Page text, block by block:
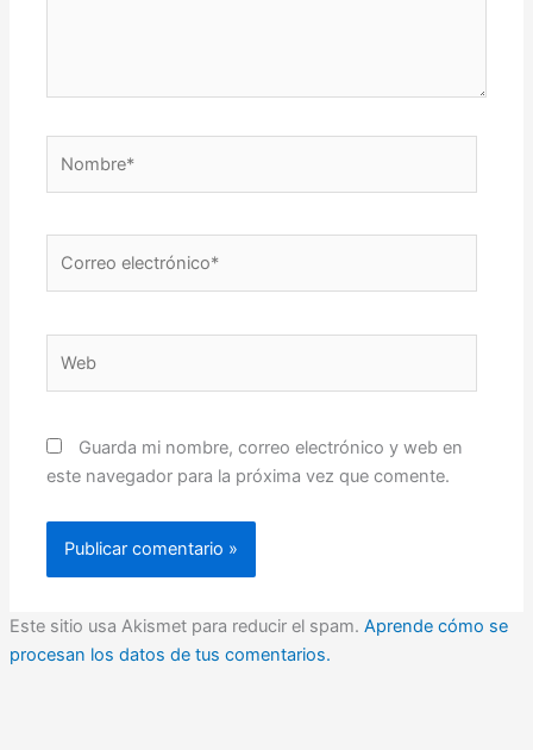
Guarda mi nombre, correo electrónico y web en
este navegador para la próxima vez que comente.
Este sitio usa Akismet para reducir el spam. Aprende cómo se
procesan los datos de tus comentarios.